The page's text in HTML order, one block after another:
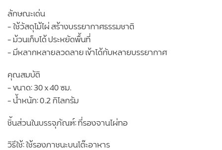
ลักษณะเด่น
– ใช้วัสดุไม้ไผ่ สร้างบรรยากาศธรรมชาติ
– ม้วนเก็บได้ ประหยัดพื้นที่
– มีหลากหลายลวดลาย เข้าได้กับหลายบรรยากาศ
คุณสมบัติ
– ขนาด: 30 x 40 ซม.
– น้ำหนัก: 0.2 กิโลกรัม
ชิ้นส่วนในบรรจุภัณฑ์: ที่รองจานไผ่ทอ
วิธีใช้: ใช้รองภาชนะบนโต๊ะอาหาร